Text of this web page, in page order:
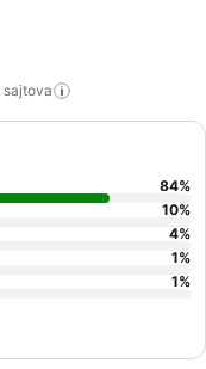
sajtova
84%
10%
4%
1%
1%